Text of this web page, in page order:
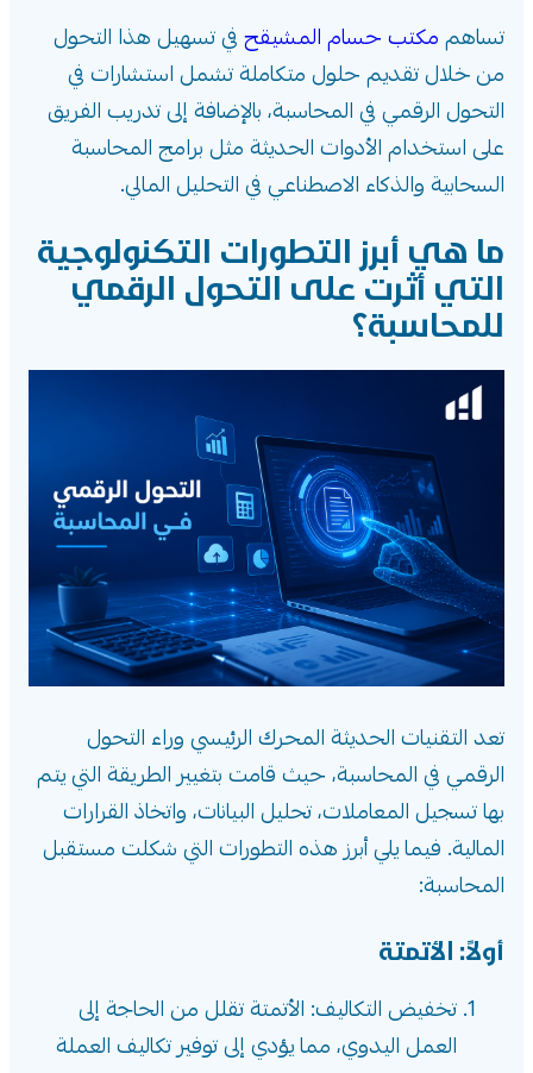
تساهم مكتب حسام المشيقح في تسهيل هذا التحول
من خلال تقديم حلول متكاملة تشمل استشارات في
التحول الرقمي في المحاسبة، بالإضافة إلى تدريب الفريق
على استخدام الأدوات الحديثة مثل برامج المحاسبة
السحابية والذكاء الاصطناعي في التحليل المالي.
ما هي أبرز التطورات التكنولوجية
التي أثرت على التحول الرقمي
للمحاسبة؟
تعد التقنيات الحديثة المحرك الرئيسي وراء التحول
الرقمي في المحاسبة، حيث قامت بتغيير الطريقة التي يتم
بها تسجيل المعاملات، تحليل البيانات، واتخاذ القرارات
المالية. فيما يلي أبرز هذه التطورات التي شكلت مستقبل
المحاسبة:
أولاً: الأتمتة
تخفيض التكاليف: الأتمتة تقلل من الحاجة إلى
العمل اليدوي، مما يؤدي إلى توفير تكاليف العملة